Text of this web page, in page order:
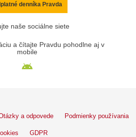
denníka Pravda
naše sociálne siete
a čítajte Pravdu pohodlne aj v
mobile
a odpovede Podmienky používania
GDPR